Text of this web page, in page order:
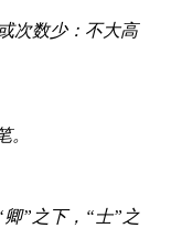
次数少：不大高
。
卿”之下，“士”之